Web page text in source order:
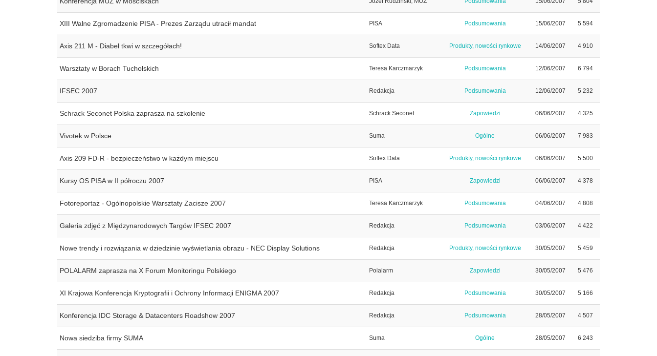
XIII Walne Zgromadzenie PISA - Prezes Zarządu utracił mandat PISA Podsumowania 15/06/2007 5 594
Axis 211 M - Diabeł tkwi w szczegółach! Softex Data Produkty, nowości rynkowe 14/06/2007 4 910
Warsztaty w Borach Tucholskich Teresa Karczmarzyk Podsumowania 12/06/2007 6 794
IFSEC 2007 Redakcja Podsumowania 12/06/2007 5 232
Schrack Seconet Polska zaprasza na szkolenie Schrack Seconet Zapowiedzi 06/06/2007 4 325
Vivotek w Polsce Suma Ogólne 06/06/2007 7 983
Axis 209 FD-R - bezpieczeństwo w każdym miejscu Softex Data Produkty, nowości rynkowe 06/06/2007 5 500
Kursy OS PISA w II półroczu 2007 PISA Zapowiedzi 06/06/2007 4 378
Fotoreportaż - Ogólnopolskie Warsztaty Zacisze 2007 Teresa Karczmarzyk Podsumowania 04/06/2007 4 808
Galeria zdjęć z Międzynarodowych Targów IFSEC 2007 Redakcja Podsumowania 03/06/2007 4 422
Nowe trendy i rozwiązania w dziedzinie wyświetlania obrazu - NEC Display Solutions Redakcja Produkty, nowości rynkowe 30/05/2007 5 459
POLALARM zaprasza na X Forum Monitoringu Polskiego Polalarm Zapowiedzi 30/05/2007 5 476
XI Krajowa Konferencja Kryptografii i Ochrony Informacji ENIGMA 2007 Redakcja Podsumowania 30/05/2007 5 166
Konferencja IDC Storage & Datacenters Roadshow 2007 Redakcja Podsumowania 28/05/2007 4 507
Nowa siedziba firmy SUMA Suma Ogólne 28/05/2007 6 243